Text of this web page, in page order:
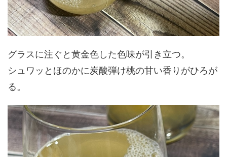
グラスに注ぐと黄金色した色味が引き立つ。
シュワッとほのかに炭酸弾け桃の甘い香りがひろが
る。